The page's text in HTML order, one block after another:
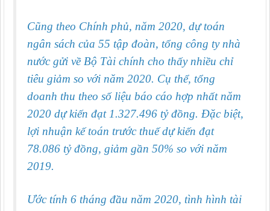
Cũng theo Chính phủ, năm 2020, dự toán
ngân sách của 55 tập đoàn, tổng công ty nhà
nước gửi về Bộ Tài chính cho thấy nhiều chỉ
tiêu giảm so với năm 2020. Cụ thể, tổng
doanh thu theo số liệu báo cáo hợp nhất năm
2020 dự kiến đạt 1.327.496 tỷ đồng. Đặc biệt,
lợi nhuận kế toán trước thuế dự kiến đạt
78.086 tỷ đồng, giảm gần 50% so với năm
2019.
Ước tính 6 tháng đầu năm 2020, tình hình tài